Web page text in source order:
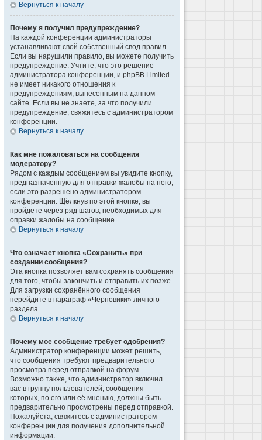
Вернуться к началу
Почему я получил предупреждение?
На каждой конференции администраторы
устанавливают свой собственный свод правил.
Если вы нарушили правило, вы можете получить
предупреждение. Учтите, что это решение
администратора конференции, и phpBB Limited
не имеет никакого отношения к
предупреждениям, вынесенным на данном
сайте. Если вы не знаете, за что получили
предупреждение, свяжитесь с администратором
конференции.
Вернуться к началу
Как мне пожаловаться на сообщения
модератору?
Рядом с каждым сообщением вы увидите кнопку,
предназначенную для отправки жалобы на него,
если это разрешено администратором
конференции. Щёлкнув по этой кнопке, вы
пройдёте через ряд шагов, необходимых для
оправки жалобы на сообщение.
Вернуться к началу
Что означает кнопка «Сохранить» при
создании сообщения?
Эта кнопка позволяет вам сохранять сообщения
для того, чтобы закончить и отправить их позже.
Для загрузки сохранённого сообщения
перейдите в параграф «Черновики» личного
раздела.
Вернуться к началу
Почему моё сообщение требует одобрения?
Администратор конференции может решить,
что сообщения требуют предварительного
просмотра перед отправкой на форум.
Возможно также, что администратор включил
вас в группу пользователей, сообщения
которых, по его или её мнению, должны быть
предварительно просмотрены перед отправкой.
Пожалуйста, свяжитесь с администратором
конференции для получения дополнительной
информации.